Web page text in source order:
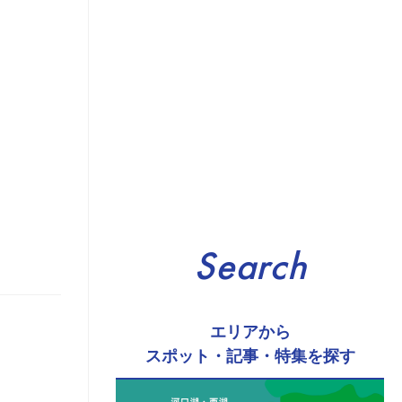
Search
エリアから
スポット・記事・特集を探す